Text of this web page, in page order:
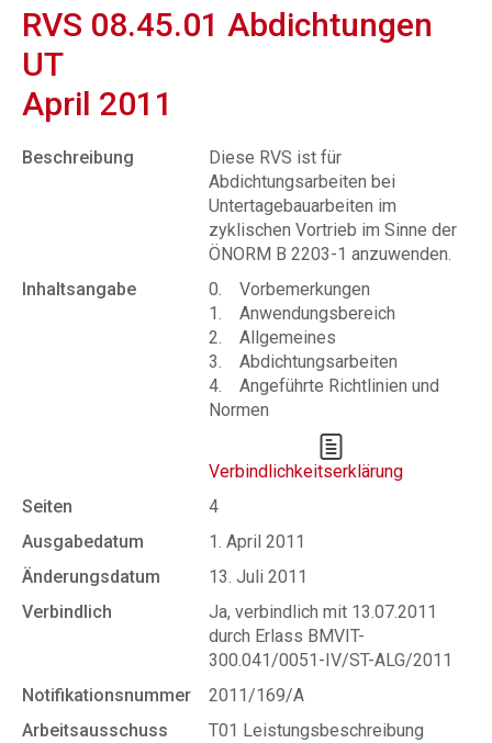
RVS 08.45.01 Abdichtungen
UT
April 2011
Beschreibung
Diese RVS ist für
Abdichtungsarbeiten bei
Untertagebauarbeiten im
zyklischen Vortrieb im Sinne der
ÖNORM B 2203-1 anzuwenden.
Inhaltsangabe
0. Vorbemerkungen
1. Anwendungsbereich
2. Allgemeines
3. Abdichtungsarbeiten
4. Angeführte Richtlinien und
Normen
Verbindlichkeitserklärung
Seiten
4
Ausgabedatum
1. April 2011
Änderungsdatum
13. Juli 2011
Verbindlich
Ja, verbindlich mit 13.07.2011
durch Erlass BMVIT-
300.041/0051-IV/ST-ALG/2011
Notifikationsnummer
2011/169/A
Arbeitsausschuss
T01 Leistungsbeschreibung